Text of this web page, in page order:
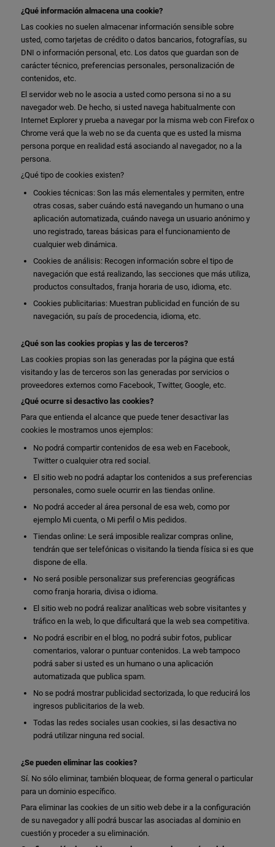
¿Qué información almacena una cookie?
Las cookies no suelen almacenar información sensible sobre
usted, como tarjetas de crédito o datos bancarios, fotografías, su
DNI o información personal, etc. Los datos que guardan son de
carácter técnico, preferencias personales, personalización de
contenidos, etc.
El servidor web no le asocia a usted como persona si no a su
navegador web. De hecho, si usted navega habitualmente con
Internet Explorer y prueba a navegar por la misma web con Firefox o
Chrome verá que la web no se da cuenta que es usted la misma
persona porque en realidad está asociando al navegador, no a la
persona.
¿Qué tipo de cookies existen?
Cookies técnicas: Son las más elementales y permiten, entre
otras cosas, saber cuándo está navegando un humano o una
aplicación automatizada, cuándo navega un usuario anónimo y
uno registrado, tareas básicas para el funcionamiento de
cualquier web dinámica.
Cookies de análisis: Recogen información sobre el tipo de
navegación que está realizando, las secciones que más utiliza,
productos consultados, franja horaria de uso, idioma, etc.
Cookies publicitarias: Muestran publicidad en función de su
navegación, su país de procedencia, idioma, etc.
¿Qué son las cookies propias y las de terceros?
Las cookies propias son las generadas por la página que está
visitando y las de terceros son las generadas por servicios o
proveedores externos como Facebook, Twitter, Google, etc.
¿Qué ocurre si desactivo las cookies?
Para que entienda el alcance que puede tener desactivar las
cookies le mostramos unos ejemplos:
No podrá compartir contenidos de esa web en Facebook,
Twitter o cualquier otra red social.
El sitio web no podrá adaptar los contenidos a sus preferencias
personales, como suele ocurrir en las tiendas online.
No podrá acceder al área personal de esa web, como por
ejemplo Mi cuenta, o Mi perfil o Mis pedidos.
Tiendas online: Le será imposible realizar compras online,
tendrán que ser telefónicas o visitando la tienda física si es que
dispone de ella.
No será posible personalizar sus preferencias geográficas
como franja horaria, divisa o idioma.
El sitio web no podrá realizar analíticas web sobre visitantes y
tráfico en la web, lo que dificultará que la web sea competitiva.
No podrá escribir en el blog, no podrá subir fotos, publicar
comentarios, valorar o puntuar contenidos. La web tampoco
podrá saber si usted es un humano o una aplicación
automatizada que publica spam.
No se podrá mostrar publicidad sectorizada, lo que reducirá los
ingresos publicitarios de la web.
Todas las redes sociales usan cookies, si las desactiva no
podrá utilizar ninguna red social.
¿Se pueden eliminar las cookies?
Sí. No sólo eliminar, también bloquear, de forma general o particular
para un dominio específico.
Para eliminar las cookies de un sitio web debe ir a la configuración
de su navegador y allí podrá buscar las asociadas al dominio en
cuestión y proceder a su eliminación.